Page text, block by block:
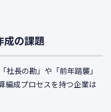
成の課題
社長の勘」や「前年踏襲」
編成プロセスを持つ企業は